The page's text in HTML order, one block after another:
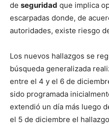
de seguridad que implica
escarpadas donde, de
autoridades, existe riesgo
Los nuevos hallazgos se
búsqueda generalizada
entre el 4 y el 6 de
sido programada
extendió un día más luego
el 5 de diciembre el